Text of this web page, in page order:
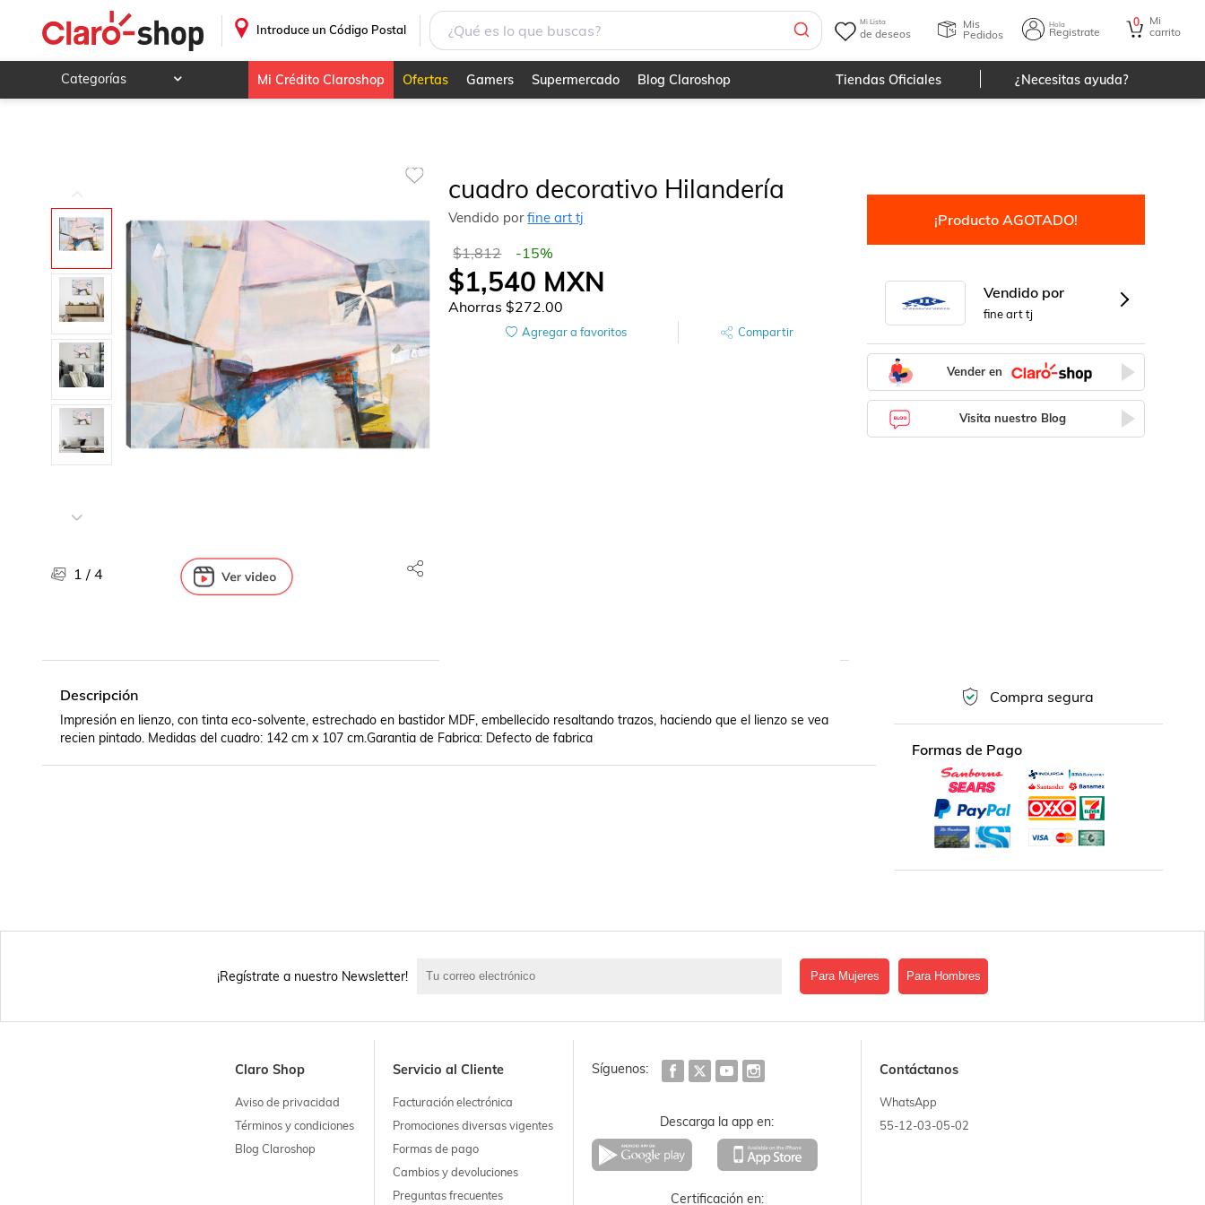
Introduce un Código Postal
Mi Lista
de deseos
Mis
Pedidos
Hola
Registrate
0
Mi
carrito
Categorías
Deportes y ocio
Animales y mascotas
Ropa, calzado y accesorios
Mamá y bebé
Salud, belleza y cuidado personal
Joyería y relojes
Juegos y juguetes
Libros, revistas y comics
Películas, series de tv y música
Mi Crédito Claroshop Ofertas Gamers Supermercado Blog Claroshop Tiendas Oficiales ¿Necesitas ayuda?
1 / 4
cuadro decorativo Hilandería
Vendido porfine art tj
$1,812 -15%
$1,540 MXN
Ahorras$272.00
Agregar a favoritos Compartir
¡Producto AGOTADO!
Vendido por
fine art tj
Vender en
Visita nuestro Blog
Descripción
Impresión en lienzo, con tinta eco-solvente, estrechado en bastidor MDF, embellecido resaltando trazos, haciendo que el lienzo se vea
recien pintado. Medidas del cuadro: 142 cm x 107 cm.Garantia de Fabrica: Defecto de fabrica
Compra segura
Formas de Pago
¡Regístrate a nuestro Newsletter! Para Mujeres Para Hombres
Claro Shop
Aviso de privacidad
Términos y condiciones
Blog Claroshop
Servicio al Cliente
Facturación electrónica
Promociones diversas vigentes
Formas de pago
Cambios y devoluciones
Preguntas frecuentes
Síguenos:
Descarga la app en:
Certificación en:
Contáctanos
WhatsApp
55-12-03-05-02
cuadro decorativo Hilandería